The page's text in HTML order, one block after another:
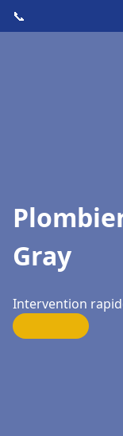
📞
Gray
Intervention